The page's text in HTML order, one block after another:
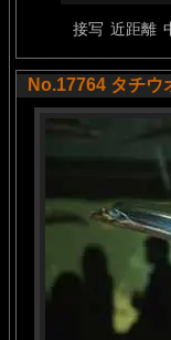
接写 近距離
No.17764 タチウ